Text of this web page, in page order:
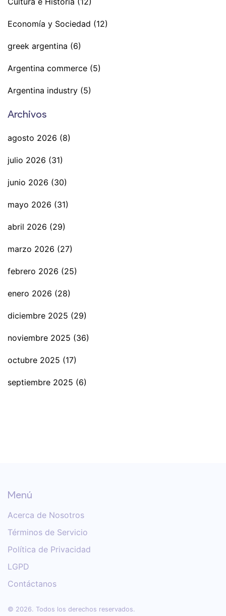
Economía y Sociedad (12)
greek argentina (6)
Argentina commerce (5)
Argentina industry (5)
Archivos
agosto 2026 (8)
julio 2026 (31)
junio 2026 (30)
mayo 2026 (31)
abril 2026 (29)
marzo 2026 (27)
febrero 2026 (25)
enero 2026 (28)
diciembre 2025 (29)
noviembre 2025 (36)
octubre 2025 (17)
septiembre 2025 (6)
Menú
Acerca de Nosotros
Términos de Servicio
Política de Privacidad
LGPD
Contáctanos
© 2026. Todos los derechos reservados.